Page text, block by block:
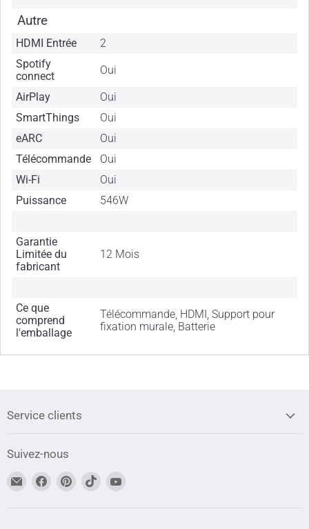
Autre
HDMI Entrée
2
Spotify
connect
Oui
AirPlay
Oui
SmartThings
Oui
eARC
Oui
Télécommande
Oui
Wi-Fi
Oui
Puissance
546W
Garantie
Limitée du
fabricant
12 Mois
Ce que
comprend
l'emballage
Télécommande, HDMI, Support pour
fixation murale, Batterie
Service clients
Suivez-nous
Trouvez-Trouvez-Trouvez-Trouvez-